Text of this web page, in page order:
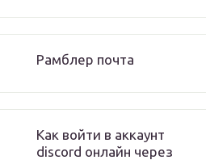
Рамблер почта
Как войти в аккаунт
discord онлайн через